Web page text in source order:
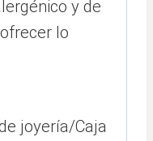
y de
lo
joyería/Caja